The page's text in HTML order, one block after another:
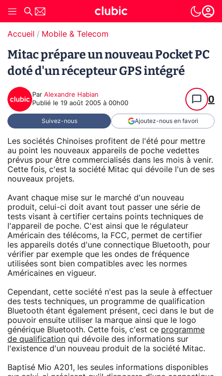
Accueil Mobile & Telecom
Mitac prépare un nouveau Pocket PC
doté d'un récepteur GPS intégré
Par Alexandre Habian
Publié le 19 août 2005 à 00h00 0
Suivez-nous Ajoutez-nous en favori
Les sociétés Chinoises profitent de l'été pour mettre
au point les nouveaux appareils de poche vedettes
prévus pour être commercialisés dans les mois à venir.
Cette fois, c'est la société Mitac qui dévoile l'un de ses
nouveaux projets.
Avant chaque mise sur le marché d'un nouveau
produit, celui-ci doit avant tout passer une série de
tests visant à certifier certains points techniques de
l'appareil de poche. C'est ainsi que le régulateur
Américain des télécoms, la FCC, permet de certifier
les appareils dotés d'une connectique Bluetooth, pour
vérifier par exemple que les ondes de fréquence
utilisées sont bien compatibles avec les normes
Américaines en vigueur.
Cependant, cette société n'est pas la seule à effectuer
des tests techniques, un programme de qualification
Bluetooth étant également présent, ceci dans le but de
pouvoir ensuite utiliser la marque ainsi que le logo
générique Bluetooth. Cette fois, c'est ce programme
de qualification qui dévoile des informations sur
l'existence d'un nouveau produit de la société Mitac.
Baptisé Mio A201, les seules informations disponibles